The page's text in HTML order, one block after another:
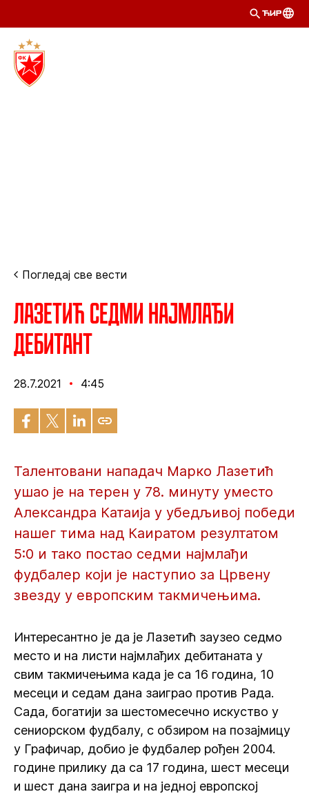
ЋИР
Погледај све вести
Лазетић седми најмлађи
дебитант
28.7.2021 4:45
Талентовани нападач Марко Лазетић
ушао је на терен у 78. минуту уместо
Александра Катаија у убедљивој победи
нашег тима над Каиратом резултатом
5:0 и тако постао седми најмлађи
фудбалер који је наступио за Црвену
звезду у европским такмичењима.
Интересантно је да је Лазетић заузео седмо
место и на листи најмлађих дебитаната у
свим такмичењима када је са 16 година, 10
месеци и седам дана заиграо против Рада.
Сада, богатији за шестомесечно искуство у
сениорском фудбалу, с обзиром на позајмицу
у Графичар, добио је фудбалер рођен 2004.
године прилику да са 17 година, шест месеци
и шест дана заигра и на једној европској